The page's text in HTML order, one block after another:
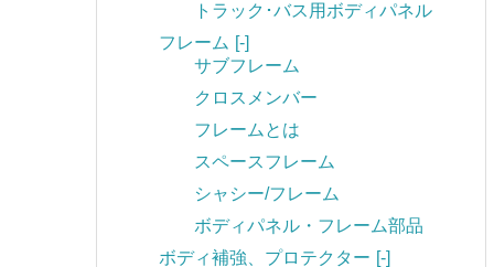
トラック･バス用ボディパネル
フレーム [-]
サブフレーム
クロスメンバー
フレームとは
スペースフレーム
シャシー/フレーム
ボディパネル・フレーム部品
ボディ補強、プロテクター [-]